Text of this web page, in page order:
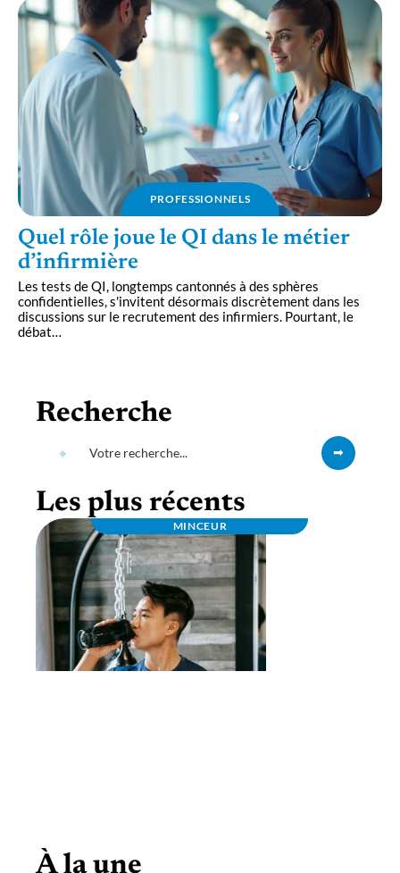
PROFESSIONNELS
Quel rôle joue le QI dans le métier
d’infirmière
Les tests de QI, longtemps cantonnés à des sphères
confidentielles, s'invitent désormais discrètement dans les
discussions sur le recrutement des infirmiers. Pourtant, le
débat…
Recherche
Les plus récents
MINCEUR
À la une